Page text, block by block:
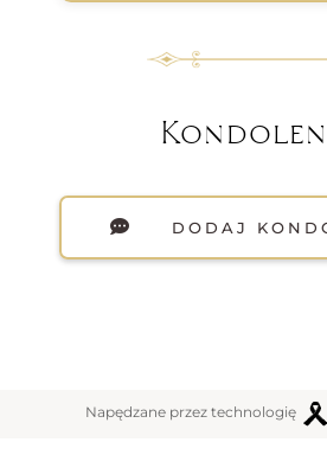
DODAJ
Napędzane przez technologię